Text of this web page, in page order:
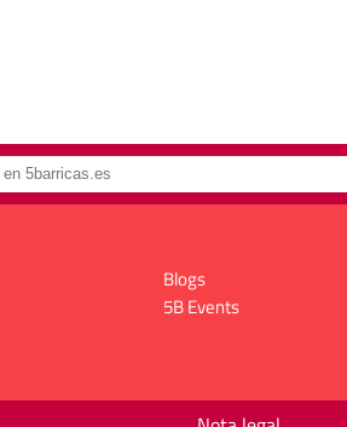
Blogs
5B Events